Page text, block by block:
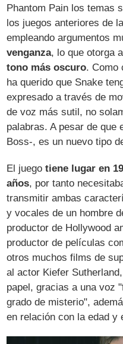
Phantom Pain los temas
los juegos anteriores de
empleando argumentos
venganza, lo que otorga
tono más oscuro. Como
ha querido que Snake
expresado a través de
de voz más sutil, no
palabras. A pesar de que
Boss-, es un nuevo tipo
El juegotiene lugar en
años, por tanto
transmitir ambas
y vocales de un hombre
productor de Hollywood
productor de películas
otros muchos films de
al actor Kiefer
papel, gracias a una voz
grado de misterio",
en relación con la edad y